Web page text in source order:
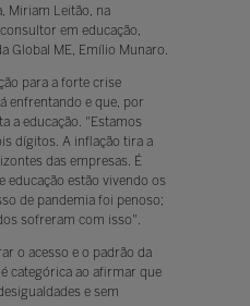
Miriam Leitão, na
em educação,
Global ME, Emílio Munaro.
para a forte crise
enfrentando e que, por
a educação. "Estamos
dígitos. A inflação tira a
das empresas. É
educação estão vivendo os
de pandemia foi penoso;
sofreram com isso".
o acesso e o padrão da
categórica ao afirmar que
e sem